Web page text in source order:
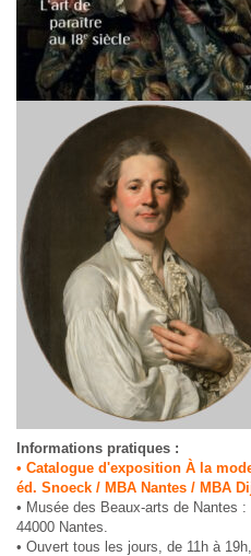
Informations pratiques :
• Catalogue d'exposition À la
éd. Snoeck / MBA Nantes / MBA
• Musée des Beaux-arts de Nantes
44000 Nantes.
• Ouvert tous les jours, de 11h à